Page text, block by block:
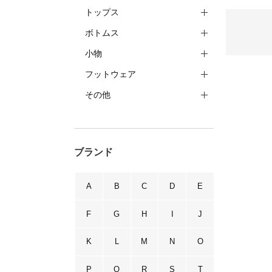
トップス
ボトムス
小物
フットウェア
その他
ブランド
A B C D E
F G H I J
K L M N O
P Q R S T